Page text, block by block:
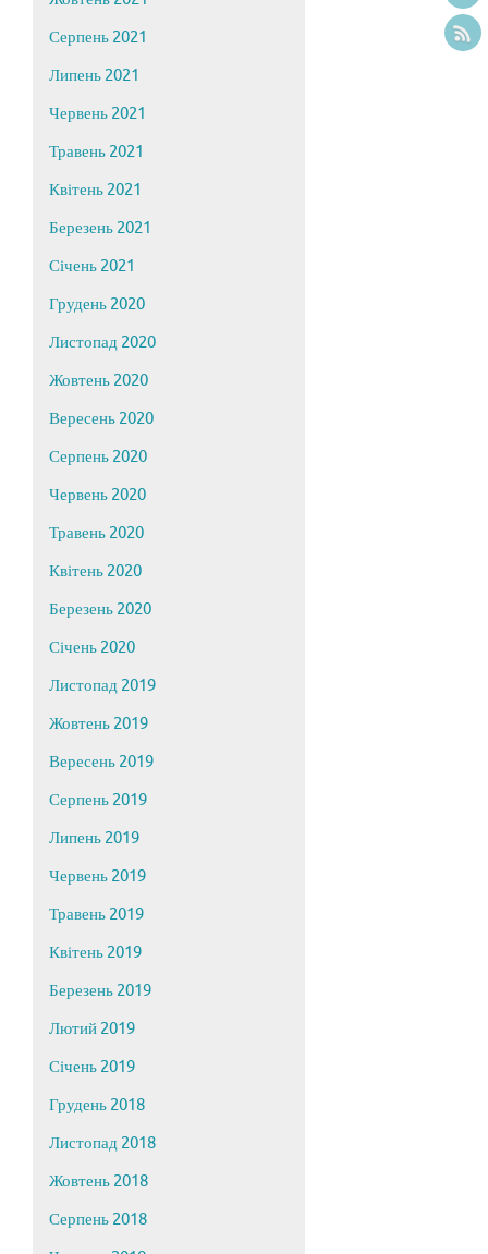
Серпень 2021
Липень 2021
Червень 2021
Травень 2021
Квітень 2021
Березень 2021
Січень 2021
Грудень 2020
Листопад 2020
Жовтень 2020
Вересень 2020
Серпень 2020
Червень 2020
Травень 2020
Квітень 2020
Березень 2020
Січень 2020
Листопад 2019
Жовтень 2019
Вересень 2019
Серпень 2019
Липень 2019
Червень 2019
Травень 2019
Квітень 2019
Березень 2019
Лютий 2019
Січень 2019
Грудень 2018
Листопад 2018
Жовтень 2018
Серпень 2018